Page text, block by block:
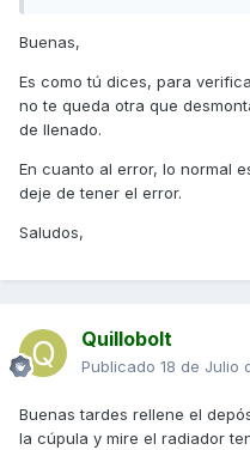
Buenas,
Es como tú dices, para
no te queda otra que
de llenado.
En cuanto al error, lo normal
deje de tener el error.
Saludos,
Quillobolt
Publicado 18 de Julio
Buenas tardes rellene el
la cúpula y mire el radiador